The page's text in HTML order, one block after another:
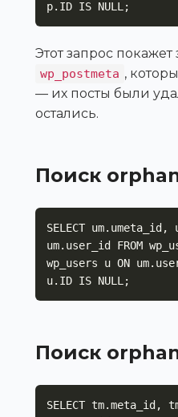
p.ID IS NULL;
Этот запрос покажет
wp_postmeta ,
— их посты были
остались.
Поиск
SELECT um.umeta_id,
um.user_id FROM
wp_users u ON
u.ID IS NULL;
Поиск
SELECT tm.meta_id,